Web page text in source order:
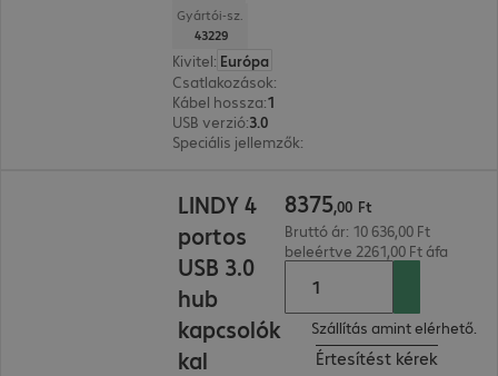
Gyártói-sz.
43229
Kivitel: Európa
Csatlakozások:
Kábel hossza:
USB verzió:3.0
Speciális jellemzők:
LINDY 4
portos
USB 3.0
hub
kapcsolók
kal
8375,00 Ft
Bruttó ár: 10 636,00 Ft
beleértve 2261,00 Ft áfa
Szállítás amint elérhető.
Értesítést kérek